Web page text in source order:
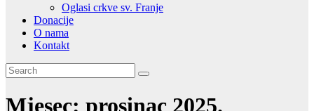
Oglasi crkve sv. Franje
Donacije
O nama
Kontakt
Mjesec: prosinac 2025.